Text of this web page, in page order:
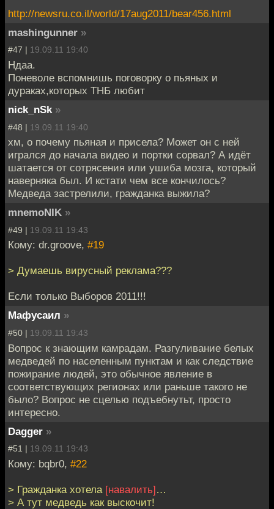
http://newsru.co.il/world/17aug2011/bear456.html
mashingunner »
#47 | 19.09.11 19:40
Ндаа.
Поневоле вспомнишь поговорку о пьяных и
дураках,которых ТНБ любит
nick_nSk »
#48 | 19.09.11 19:40
хм, о почему пьяная и присела? Может он с ней
игрался до начала видео и портки сорвал? А идёт
шатается от сотрясения или ушиба мозга, который
наверняка был. И кстати чем все кончилось?
Медведа застрелили, гражданка выжила?
mnemoNIK »
#49 | 19.09.11 19:43
Кому: dr.groove, #19
> Думаешь вирусный реклама???
Если только Выборов 2011!!!
Мафусаил »
#50 | 19.09.11 19:43
Вопрос к знающим камрадам. Разгуливание белых
медведей по населенным пунктам и как следствие
пожирание людей, это обычное явление в
соответствующих регионах или раньше такого не
было? Вопрос не сцелью подъебнутьт, просто
интересно.
Dagger »
#51 | 19.09.11 19:43
Кому: bqbr0, #22
> Гражданка хотела [навалить]…
> А тут медведь как выскочит!